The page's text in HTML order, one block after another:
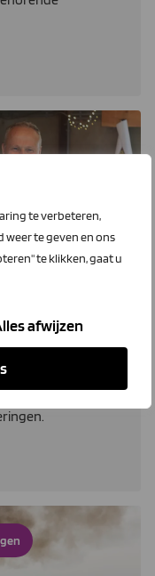
te verbeteren,
te geven en ons
te klikken, gaat u
afwijzen
verzekering voor
met een